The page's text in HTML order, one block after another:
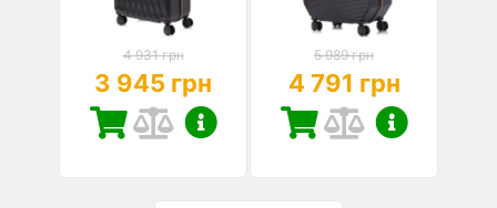
4 931 грн
3 945 грн
5 989 грн
4 791 грн